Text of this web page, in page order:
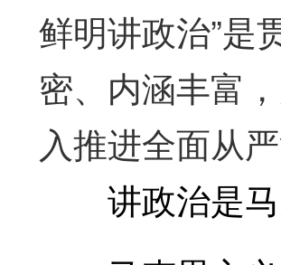
鲜明讲政治”是
密、内涵丰富
入推进全面从
讲政治是马